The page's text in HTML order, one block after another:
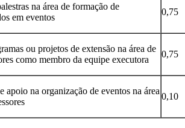
na área de formação de
em eventos
0,75
ou projetos de extensão na área de
como membro da equipe executora
0,75
apoio na organização de eventos na área
0,10